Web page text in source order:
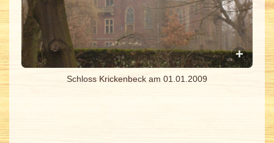
Schloss Krickenbeck am 01.01.2009